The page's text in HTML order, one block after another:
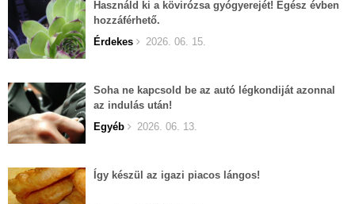
Használd ki a kövirózsa gyógyerejét! Egész évben
hozzáférhető.
Érdekes
2026. 06. 15.
Soha ne kapcsold be az autó légkondiját azonnal
az indulás után!
Egyéb
2026. 06. 13.
Így készül az igazi piacos lángos!